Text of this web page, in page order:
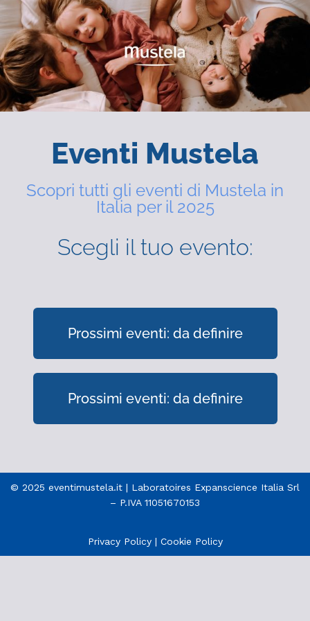
Eventi Mustela
Scopri tutti gli eventi di Mustela in
Italia per il 2025
Scegli il tuo evento:
Prossimi eventi: da definire
Prossimi eventi: da definire
© 2025 eventimustela.it | Laboratoires Expanscience Italia Srl
– P.IVA 11051670153
Privacy Policy| Cookie Policy